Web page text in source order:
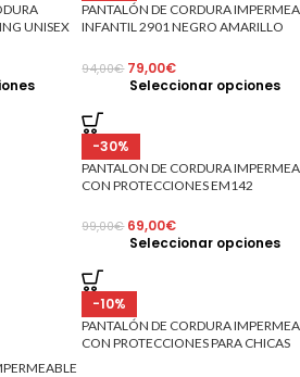
UNISEX
PANTALÓN DE CORDURA
INFANTIL 2901 NEGRO AMARILLO
94,00€ 79,00€
Seleccionar opciones
-30%
PANTALON DE CORDURA
CON PROTECCIONES EM142
99,00€ 69,00€
Seleccionar opciones
-10%
PANTALÓN DE CORDURA
CON PROTECCIONES PARA CHICAS